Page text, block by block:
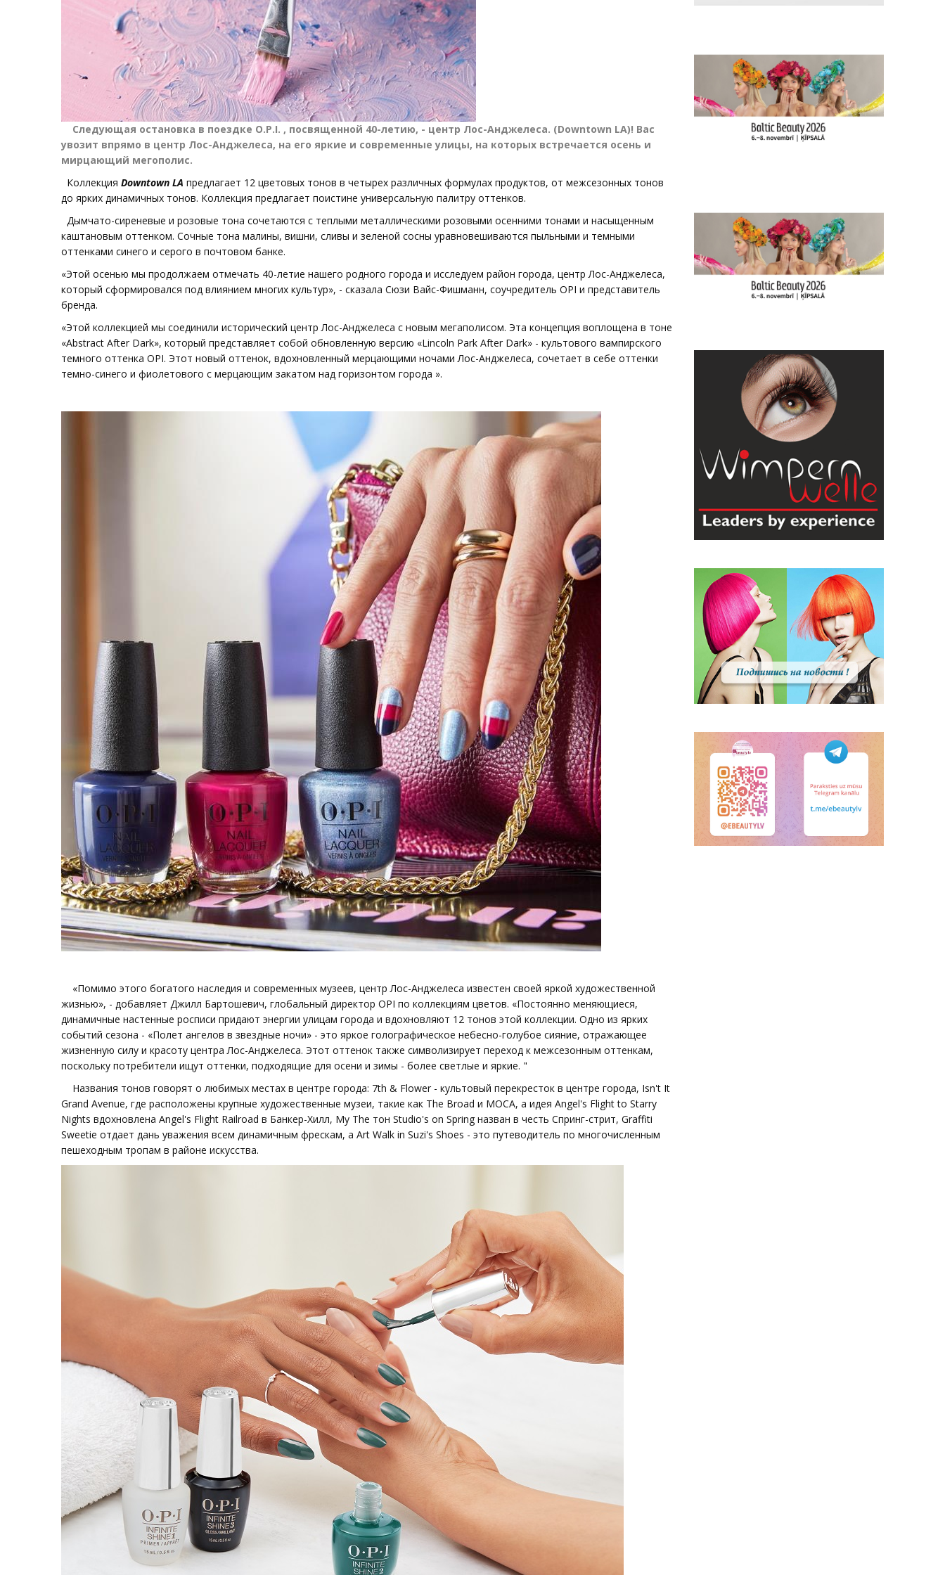
Следующая остановка в поездке O.P.I. , посвященной 40-летию, - центр Лос-Анджелеса. (Downtown LA)! Вас
увозит впрямо в центр Лос-Анджелеса, на его яркие и современные улицы, на которых встречается осень и
мирцающий мегополис.
Коллекция Downtown LA предлагает 12 цветовых тонов в четырех различных формулах продуктов, от межсезонных тонов
до ярких динамичных тонов. Коллекция предлагает поистине универсальную палитру оттенков.
Дымчато-сиреневые и розовые тона сочетаются с теплыми металлическими розовыми осенними тонами и насыщенным
каштановым оттенком. Сочные тона малины, вишни, сливы и зеленой сосны уравновешиваются пыльными и темными
оттенками синего и серого в почтовом банке.
«Этой осенью мы продолжаем отмечать 40-летие нашего родного города и исследуем район города, центр Лос-Анджелеса,
который сформировался под влиянием многих культур», - сказала Сюзи Вайс-Фишманн, соучредитель OPI и представитель
бренда.
«Этой коллекцией мы соединили исторический центр Лос-Анджелеса с новым мегаполисом. Эта концепция воплощена в тоне
«Abstract After Dark», который представляет собой обновленную версию «Lincoln Park After Dark» - культового вампирского
темного оттенка OPI. Этот новый оттенок, вдохновленный мерцающими ночами Лос-Анджелеса, сочетает в себе оттенки
темно-синего и фиолетового с мерцающим закатом над горизонтом города ».
«Помимо этого богатого наследия и современных музеев, центр Лос-Анджелеса известен своей яркой художественной
жизнью», - добавляет Джилл Бартошевич, глобальный директор OPI по коллекциям цветов. «Постоянно меняющиеся,
динамичные настенные росписи придают энергии улицам города и вдохновляют 12 тонов этой коллекции. Одно из ярких
событий сезона - «Полет ангелов в звездные ночи» - это яркое голографическое небесно-голубое сияние, отражающее
жизненную силу и красоту центра Лос-Анджелеса. Этот оттенок также символизирует переход к межсезонным оттенкам,
поскольку потребители ищут оттенки, подходящие для осени и зимы - более светлые и яркие. "
Названия тонов говорят о любимых местах в центре города: 7th & Flower - культовый перекресток в центре города, Isn't It
Grand Avenue, где расположены крупные художественные музеи, такие как The Broad и MOCA, а идея Angel's Flight to Starry
Nights вдохновлена Angel's Flight Railroad в Банкер-Хилл, My The тон Studio's on Spring назван в честь Спринг-стрит, Graffiti
Sweetie отдает дань уважения всем динамичным фрескам, а Art Walk in Suzi's Shoes - это путеводитель по многочисленным
пешеходным тропам в районе искусства.